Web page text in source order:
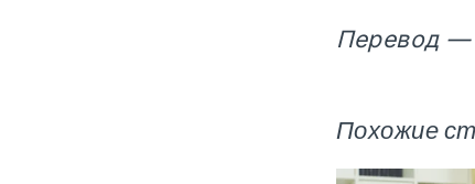
Перевод —
Похожие